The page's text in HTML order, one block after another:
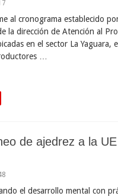
al cronograma establecido
la dirección de Atención al
en el sector La Yaguara,
…
de ajedrez a la
el desarrollo mental con